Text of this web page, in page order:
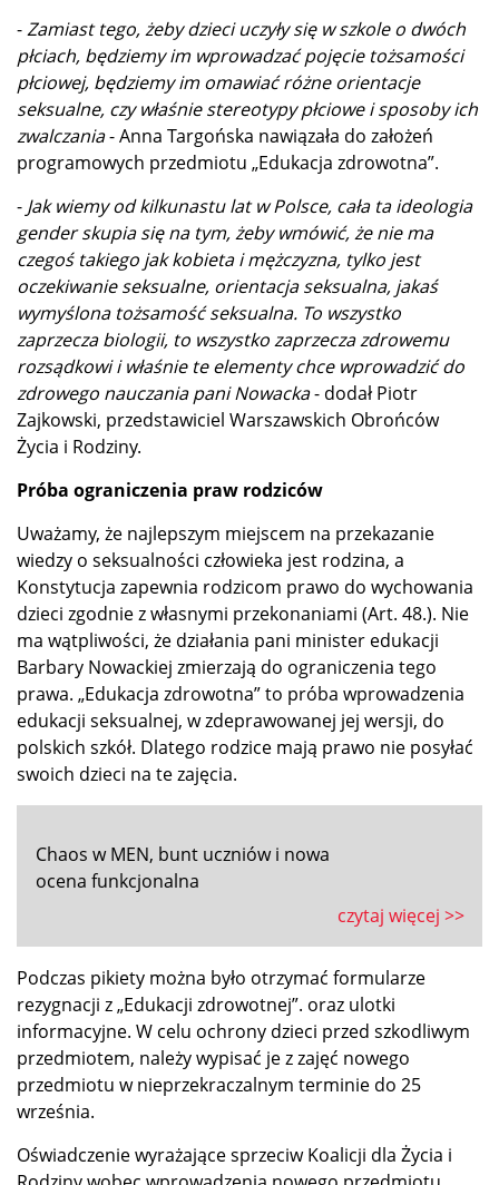
-Zamiast tego, żeby dzieci uczyły się w szkole o dwóch
płciach, będziemy im wprowadzać pojęcie tożsamości
płciowej, będziemy im omawiać różne orientacje
seksualne, czy właśnie stereotypy płciowe i sposoby ich
zwalczania- Anna Targońska nawiązała do założeń
programowych przedmiotu „Edukacja zdrowotna”.
- Jak wiemy od kilkunastu lat w Polsce, cała ta ideologia
gender skupia się na tym, żeby wmówić, że nie ma
czegoś takiego jak kobieta i mężczyzna, tylko jest
oczekiwanie seksualne, orientacja seksualna, jakaś
wymyślona tożsamość seksualna. To wszystko
zaprzecza biologii, to wszystko zaprzecza zdrowemu
rozsądkowi i właśnie te elementy chce wprowadzić do
zdrowego nauczania pani Nowacka- dodał Piotr
Zajkowski, przedstawiciel Warszawskich Obrońców
Życia i Rodziny.
Próba ograniczenia praw rodziców
Uważamy, że najlepszym miejscem na przekazanie
wiedzy o seksualności człowieka jest rodzina, a
Konstytucja zapewnia rodzicom prawo do wychowania
dzieci zgodnie z własnymi przekonaniami (Art. 48.). Nie
ma wątpliwości, że działania pani minister edukacji
Barbary Nowackiej zmierzają do ograniczenia tego
prawa. „Edukacja zdrowotna” to próba wprowadzenia
edukacji seksualnej, w zdeprawowanej jej wersji, do
polskich szkół. Dlatego rodzice mają prawo nie posyłać
swoich dzieci na te zajęcia.
Chaos w MEN, bunt uczniów i nowa
ocena funkcjonalna
czytaj więcej >>
Podczas pikiety można było otrzymać formularze
rezygnacji z „Edukacji zdrowotnej”. oraz ulotki
informacyjne. W celu ochrony dzieci przed szkodliwym
przedmiotem, należy wypisać je z zajęć nowego
przedmiotu w nieprzekraczalnym terminie do 25
września.
Oświadczenie wyrażające sprzeciw Koalicji dla Życia i